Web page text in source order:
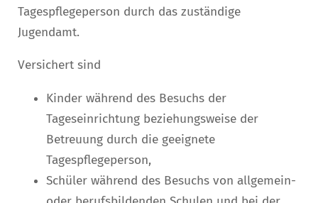
Tagespflegeperson durch das zuständige
Jugendamt.
Versichert sind
Kinder während des Besuchs der
Tageseinrichtung beziehungsweise der
Betreuung durch die geeignete
Tagespflegeperson,
Schüler während des Besuchs von allgemein-